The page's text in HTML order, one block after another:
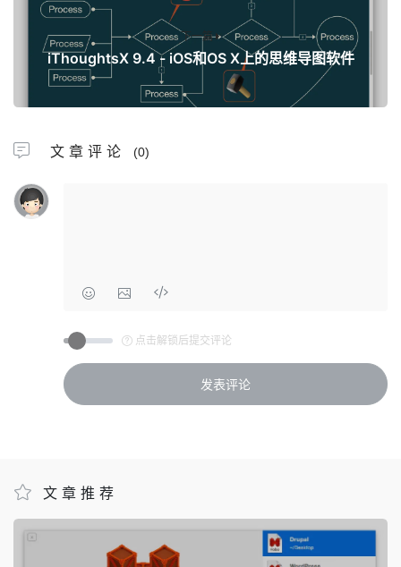
下一篇
iThoughtsX 9.4 - iOS和OS X上的思维导图软件
文章评论 (0)
点击解锁后提交评论
文章推荐